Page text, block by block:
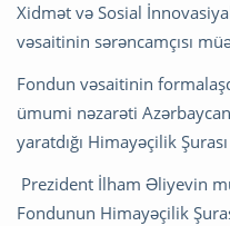
Xidmət və Sosial
vəsaitinin sərəncamçısı
Fondun vəsaitinin
ümumi nəzarəti
yaratdığı Himayəçilik
Prezident İlham Əliyevin
Fondunun Himayəçilik